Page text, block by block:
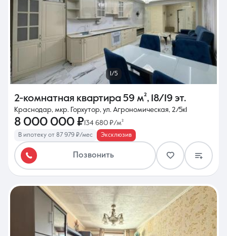
1/5
2-комнатная квартира 59 м², 18/19 эт.
Краснодар, мкр. Горхутор, ул. Агрономическая, 2/5к1
8 000 000 ₽ 134 680 ₽/м²
В ипотеку от 87 979 ₽/мес Эксклюзив
Позвонить